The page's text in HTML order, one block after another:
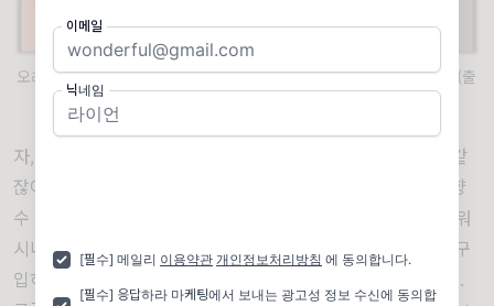
이메일
닉네임
[필수] 메일리 이용약관 개인정보처리방침 에 동의합니다.
[필수] 응답하라 마케팅에서 보내는 광고성 정보 수신에 동의합
오리진 오브 러브 캠페인의 한정판 SET / 비누+핸드크림 GIFT SET (출
자, 이렇게만 들으니까 논픽션의 상품 가격대가 꽤 비쌀 것 같
잖아? 만 원대 립밤,비누부터 3만 원대 바디제품, 5만 원대 향
수 등
이야. 또 핸드워
시나 바디워시 등은 있으면 유용하게 사용하지만 내 돈으로 구
입하기는 조금 아까운 제품이다 보니까 선물하기에 제격이지.